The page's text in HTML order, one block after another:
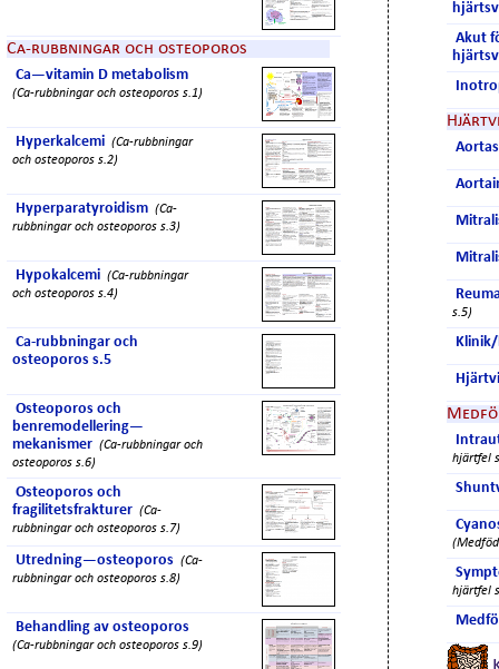
Ca-rubbningar och osteoporos
Ca—vitamin D metabolism
(Ca-rubbningar och osteoporos s.1)
Hyperkalcemi (Ca-rubbningar
och osteoporos s.2)
Hyperparatyroidism (Ca-
rubbningar och osteoporos s.3)
Hypokalcemi (Ca-rubbningar
och osteoporos s.4)
Ca-rubbningar och
osteoporos s.5
Osteoporos och
benremodellering—
mekanismer (Ca-rubbningar och
osteoporos s.6)
Osteoporos och
fragilitetsfrakturer (Ca-
rubbningar och osteoporos s.7)
Utredning—osteoporos (Ca-
rubbningar och osteoporos s.8)
Behandling av osteoporos
(Ca-rubbningar och osteoporos s.9)
Akut
s.5)
hjärtfel
hjärtfel